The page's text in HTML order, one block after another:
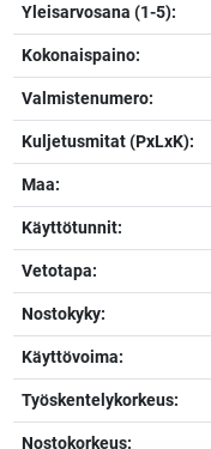
Yleisarvosana (1-5):
Kokonaispaino:
Valmistenumero:
Kuljetusmitat (PxLxK):
Maa:
Käyttötunnit:
Vetotapa:
Nostokyky:
Käyttövoima:
Työskentelykorkeus:
Nostokorkeus: